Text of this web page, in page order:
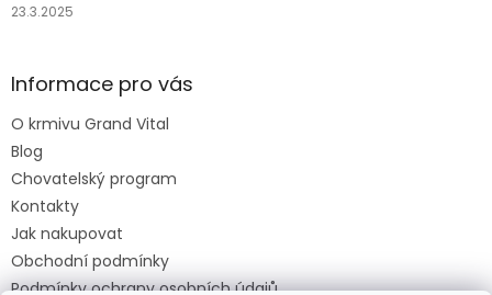
23.3.2025
Informace pro vás
O krmivu Grand Vital
Blog
Chovatelský program
Kontakty
Jak nakupovat
Obchodní podmínky
Podmínky ochrany osobních údajů